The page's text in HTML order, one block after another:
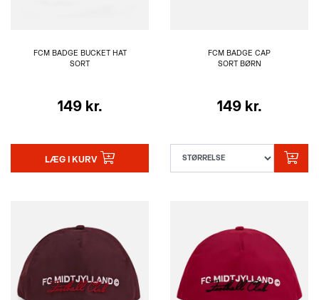
FCM BADGE BUCKET HAT
SORT
149 kr.
LÆG I KURV
FCM BADGE CAP
SORT BØRN
149 kr.